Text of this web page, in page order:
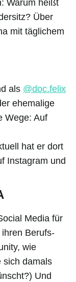
Warum heißt
Über
mit täglichem
als @doc.felix
ehemalige
Wege: Auf
hat er dort
Instagram und
Media für
Berufs-
wie
sich damals
Und